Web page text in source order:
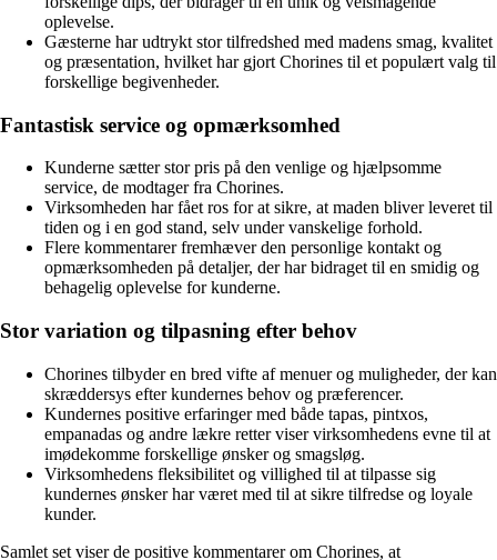
oplevelse.
Gæsterne har udtrykt stor tilfredshed med madens smag, kvalitet
og præsentation, hvilket har gjort Chorines til et populært valg til
forskellige begivenheder.
Fantastisk service og opmærksomhed
Kunderne sætter stor pris på den venlige og hjælpsomme
service, de modtager fra Chorines.
Virksomheden har fået ros for at sikre, at maden bliver leveret til
tiden og i en god stand, selv under vanskelige forhold.
Flere kommentarer fremhæver den personlige kontakt og
opmærksomheden på detaljer, der har bidraget til en smidig og
behagelig oplevelse for kunderne.
Stor variation og tilpasning efter behov
Chorines tilbyder en bred vifte af menuer og muligheder, der kan
skræddersys efter kundernes behov og præferencer.
Kundernes positive erfaringer med både tapas, pintxos,
empanadas og andre lækre retter viser virksomhedens evne til at
imødekomme forskellige ønsker og smagsløg.
Virksomhedens fleksibilitet og villighed til at tilpasse sig
kundernes ønsker har været med til at sikre tilfredse og loyale
kunder.
Samlet set viser de positive kommentarer om Chorines, at